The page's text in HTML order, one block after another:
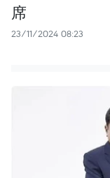
席
23/11/2024 08:23